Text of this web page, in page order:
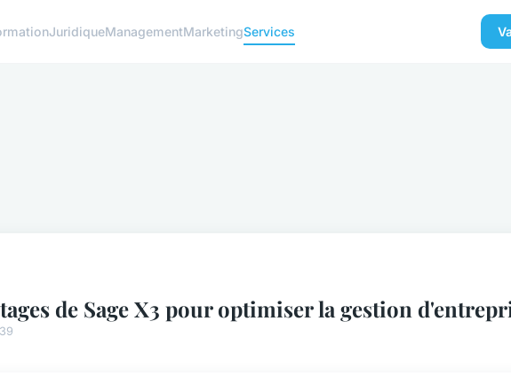
JuridiqueManagementMarketingServices
de Sage X3 pour optimiser la gestion